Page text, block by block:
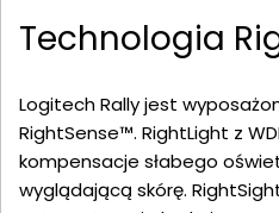
Technologia
Logitech Rally jest
RightSense™. RightLight z
kompensacje słabego
wyglądającą skórę.